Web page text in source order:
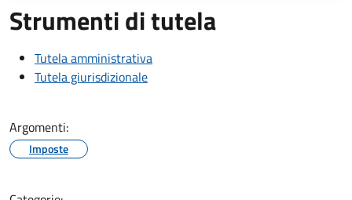
Strumenti di tutela
Tutela amministrativa
Tutela giurisdizionale
Argomenti:
Imposte